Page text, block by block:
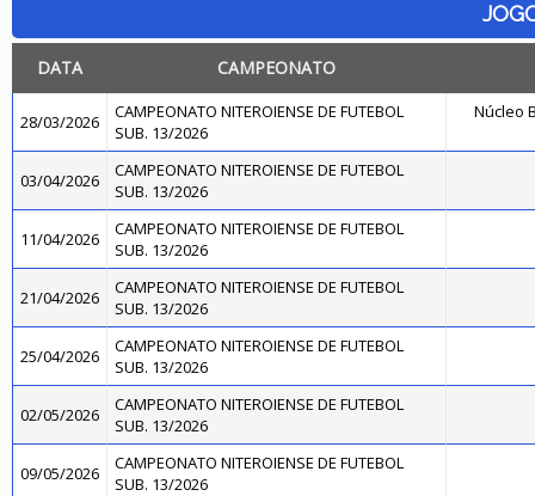
DATA CAMPEONATO
28/03/2026
CAMPEONATO NITEROIENSE DE FUTEBOL
SUB. 13/2026
Núcleo
03/04/2026
CAMPEONATO NITEROIENSE DE FUTEBOL
SUB. 13/2026
11/04/2026
CAMPEONATO NITEROIENSE DE FUTEBOL
SUB. 13/2026
21/04/2026
CAMPEONATO NITEROIENSE DE FUTEBOL
SUB. 13/2026
25/04/2026
CAMPEONATO NITEROIENSE DE FUTEBOL
SUB. 13/2026
02/05/2026
CAMPEONATO NITEROIENSE DE FUTEBOL
SUB. 13/2026
09/05/2026
CAMPEONATO NITEROIENSE DE FUTEBOL
SUB. 13/2026